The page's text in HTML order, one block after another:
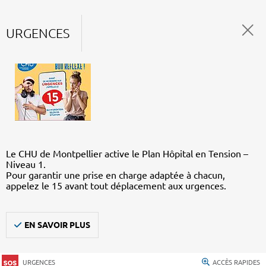
URGENCES
Le CHU de Montpellier active le Plan Hôpital en Tension –
Niveau 1.
Pour garantir une prise en charge adaptée à chacun,
appelez le 15 avant tout déplacement aux urgences.
EN SAVOIR PLUS
URGENCES ACCÈS RAPIDES